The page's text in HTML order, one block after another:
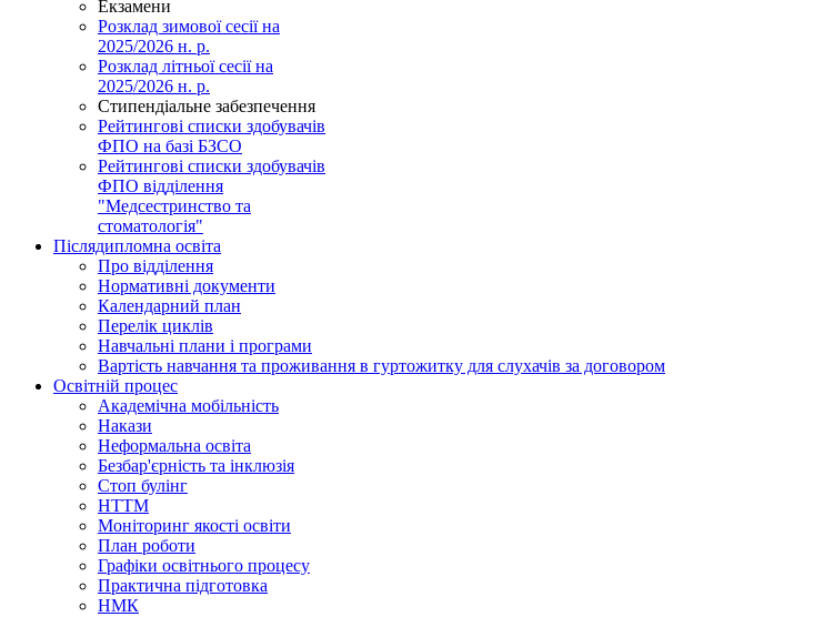
Екзамени
Розклад зимової сесії на
2025/2026 н. р.
Розклад літньої сесії на
2025/2026 н. р.
Стипендіальне забезпечення
Рейтингові списки здобувачів
ФПО на базі БЗСО
Рейтингові списки здобувачів
ФПО відділення
"Медсестринство та
стоматологія"
Післядипломна освіта
Про відділення
Нормативні документи
Календарний план
Перелік циклів
Навчальні плани і програми
Вартість навчання та проживання в гуртожитку для слухачів за договором
Освітній процес
Академічна мобільність
Накази
Неформальна освіта
Безбар'єрність та інклюзія
Стоп булінг
НТТМ
Моніторинг якості освіти
План роботи
Графіки освітнього процесу
Практична підготовка
НМК